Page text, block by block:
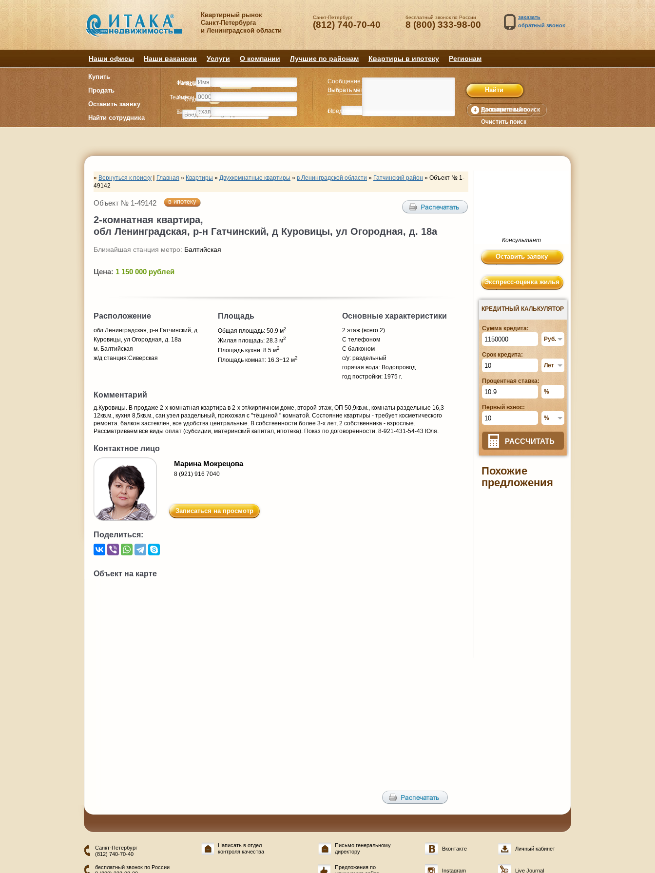
Квартирный рынок
Санкт-Петербурга
и Ленинградской области
Санкт-Петербург
(812) 740-70-40
бесплатный звонок по России
8 (800) 333-98-00
заказать
обратный звонок
Наши офисы Наши вакансии Услуги О компании Лучшие по районам Квартиры в ипотеку Регионам
Купить
Продать
Оставить заявку
Найти сотрудника
Комнату
Студия Комнат
Выбрать метро
от
Расширенный поиск
Очистить поиск
Комнату
Студия Комнат
Выбрать метро
Предпочитаемая цена Дополнительно
Имя
Телефон
E-mail
Сообщение
Фамилия
Имя
Телефон
« Вернуться к поиску Главная » Квартиры » Двухкомнатные квартиры » в Ленинградской области » Гатчинский район » Объект № 1-
49142
Объект № 1-49142 в ипотеку
2-комнатная квартира,
обл Ленинградская, р-н Гатчинский, д Куровицы, ул Огородная, д. 18а
Ближайшая станция метро: Балтийская
Цена: 1 150 000 рублей
Расположение
обл Ленинградская, р-н Гатчинский, д
Куровицы, ул Огородная, д. 18а
м. Балтийская
ж/д станция:Сиверская
Площадь
Общая площадь: 50.9 м2
Жилая площадь: 28.3 м2
Площадь кухни: 8.5 м2
Площадь комнат: 16.3+12 м2
Основные характеристики
2 этаж (всего 2)
С телефоном
С балконом
с/у: раздельный
горячая вода: Водопровод
год постройки: 1975 г.
Комментарий
д.Куровицы. В продаже 2-х комнатная квартира в 2-х эт/кирпичном доме, второй этаж, ОП 50,9кв.м., комнаты раздельные 16,3
12кв.м., кухня 8,5кв.м., сан.узел раздельный, прихожая с "тёщиной " комнатой. Состояние квартиры - требует косметического
ремонта. балкон застеклен, все удобства центральные. В собственности более 3-х лет, 2 собственника - взрослые.
Рассматриваем все виды оплат (субсидии, материнский капитал, ипотека). Показ по договоренности. 8-921-431-54-43 Юля.
Контактное лицо
Марина Мокрецова
8 (921) 916 7040
Записаться на просмотр
Поделиться:
Объект на карте
Консультант
Оставить заявку
Экспресс-оценка жилья
КРЕДИТНЫЙ КАЛЬКУЛЯТОР
Сумма кредита:
Срок кредита:
Процентная ставка:
Первый взнос:
РАССЧИТАТЬ
Похожие
предложения
Санкт-Петербург
(812) 740-70-40
бесплатный звонок по России
Написать в отдел
контроля качества
Письмо генеральному
директору
Предложения по
Вконтакте
Instagram
Личный кабинет
Live Journal